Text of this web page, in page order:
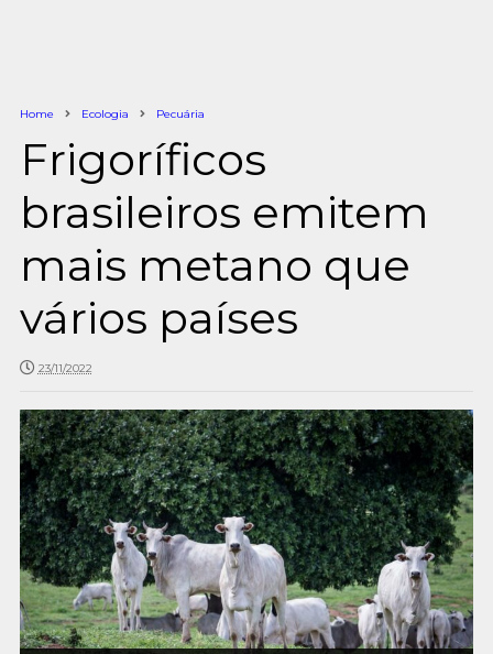
Home Ecologia Pecuária
Frigoríficos
brasileiros emitem
mais metano que
vários países
23/11/2022